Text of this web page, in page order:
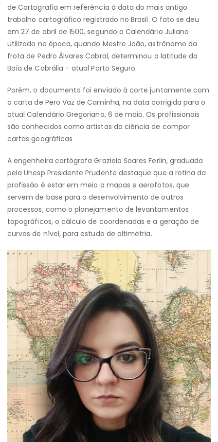
de Cartografia em referência à data do mais antigo
trabalho cartográfico registrado no Brasil. O fato se deu
em 27 de abril de 1500, segundo o Calendário Juliano
utilizado na época, quando Mestre João, astrônomo da
frota de Pedro Álvares Cabral, determinou a latitude da
Baía de Cabrália – atual Porto Seguro.
Porém, o documento foi enviado à corte juntamente com
a carta de Pero Vaz de Caminha, na data corrigida para o
atual Calendário Gregoriano, 6 de maio. Os profissionais
são conhecidos como artistas da ciência de compor
cartas geográficas
A engenheira cartógrafa Graziela Soares Ferlin, graduada
pela Unesp Presidente Prudente destaque que a rotina da
profissão é estar em meio a mapas e aerofotos, que
servem de base para o desenvolvimento de outros
processos, como o planejamento de levantamentos
topográficos, o cálculo de coordenadas e a geração de
curvas de nível, para estudo de altimetria.